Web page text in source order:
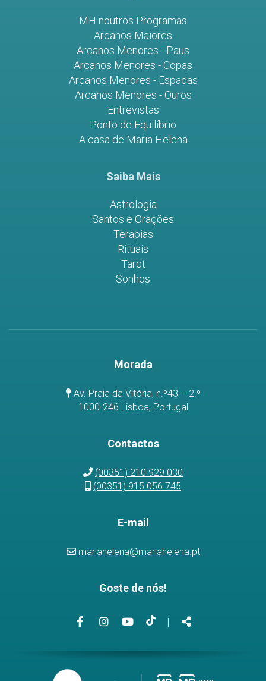
MH noutros Programas
Arcanos Maiores
Arcanos Menores - Paus
Arcanos Menores - Copas
Arcanos Menores - Espadas
Arcanos Menores - Ouros
Entrevistas
Ponto de Equilíbrio
A casa de Maria Helena
Saiba Mais
Astrologia
Santos e Orações
Terapias
Rituais
Tarot
Sonhos
Morada
Av. Praia da Vitória, n.º43 – 2.º
1000-246 Lisboa, Portugal
Contactos
(00351) 210 929 030
(00351) 915 056 745
E-mail
mariahelena@mariahelena.pt
Goste de nós!
Link
Link
Link
de
Link
de
|